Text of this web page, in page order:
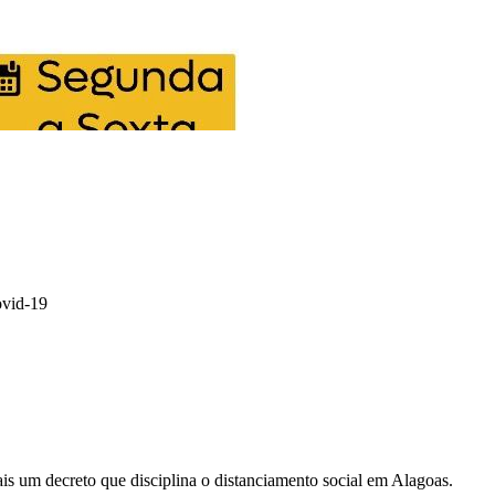
19
um decreto que disciplina o distanciamento social em Alagoas.